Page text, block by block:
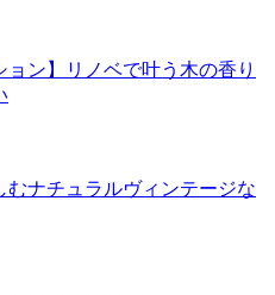
ョン】リノベで叶う木の香り
ナチュラルヴィンテージな